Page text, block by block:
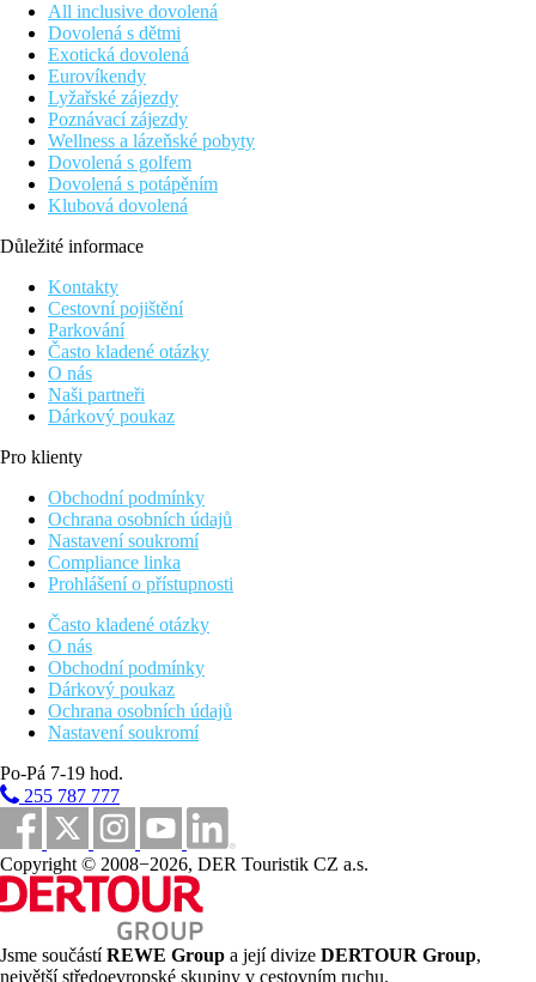
All inclusive dovolená
Dovolená s dětmi
Exotická dovolená
Eurovíkendy
Lyžařské zájezdy
Poznávací zájezdy
Wellness a lázeňské pobyty
Dovolená s golfem
Dovolená s potápěním
Klubová dovolená
Důležité informace
Kontakty
Cestovní pojištění
Parkování
Často kladené otázky
O nás
Naši partneři
Dárkový poukaz
Pro klienty
Obchodní podmínky
Ochrana osobních údajů
Nastavení soukromí
Compliance linka
Prohlášení o přístupnosti
Často kladené otázky
O nás
Obchodní podmínky
Dárkový poukaz
Ochrana osobních údajů
Nastavení soukromí
Po-Pá 7-19 hod.
255 787 777
Copyright © 2008−2026, DER Touristik CZ a.s.
Jsme součástíREWE Group a její divize DERTOUR Group,
největší středoevropské skupiny v cestovním ruchu.